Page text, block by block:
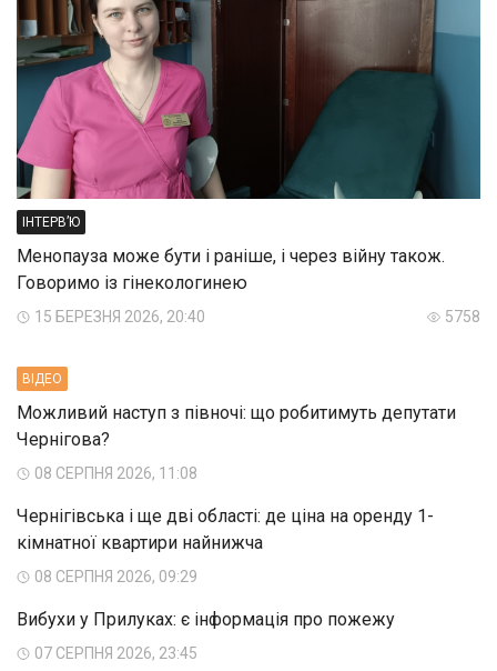
ІНТЕРВ’Ю
Менопауза може бути і раніше, і через війну також.
Говоримо із гінекологинею
15 БЕРЕЗНЯ 2026, 20:40 5758
ВIДЕО
Можливий наступ з півночі: що робитимуть депутати
Чернігова?
08 СЕРПНЯ 2026, 11:08
Чернігівська і ще дві області: де ціна на оренду 1-
кімнатної квартири найнижча
08 СЕРПНЯ 2026, 09:29
Вибухи у Прилуках: є інформація про пожежу
07 СЕРПНЯ 2026, 23:45